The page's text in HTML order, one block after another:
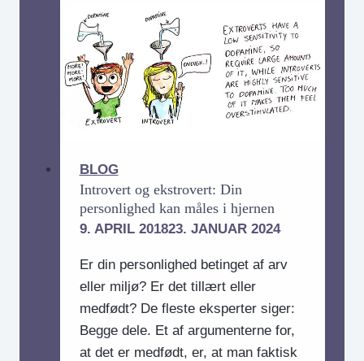
sige
til
dit
teenage-
jeg?
BLOG
Introvert og ekstrovert: Din
personlighed kan måles i hjernen
9. APRIL 201823. JANUAR 2024
Er din personlighed betinget af arv
eller miljø? Er det tillært eller
medfødt? De fleste eksperter siger:
Begge dele. Et af argumenterne for,
at det er medfødt, er, at man faktisk